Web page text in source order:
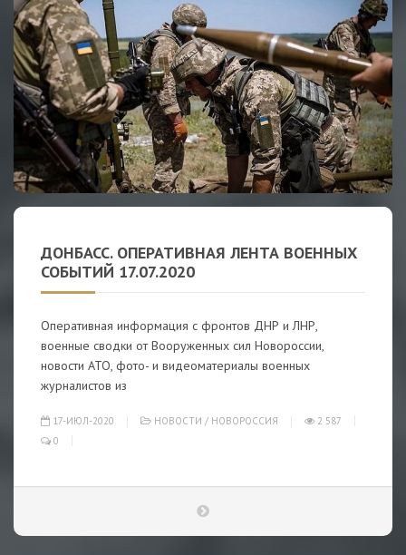
ДОНБАСС. ОПЕРАТИВНАЯ ЛЕНТА ВОЕННЫХ
СОБЫТИЙ 17.07.2020
Оперативная информация с фронтов ДНР и ЛНР,
военные сводки от Вооруженных сил Новороссии,
новости АТО, фото- и видеоматериалы военных
журналистов из
17-ИЮЛ-2020 НОВОСТИ / НОВОРОССИЯ
2 587
0